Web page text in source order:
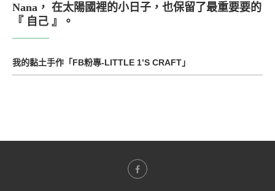
Nana， 在太陽國裡的小日子，也保留了最重要要的
『 自己 』。
我的黏土手作「FB粉專-LITTLE 1’S CRAFT」